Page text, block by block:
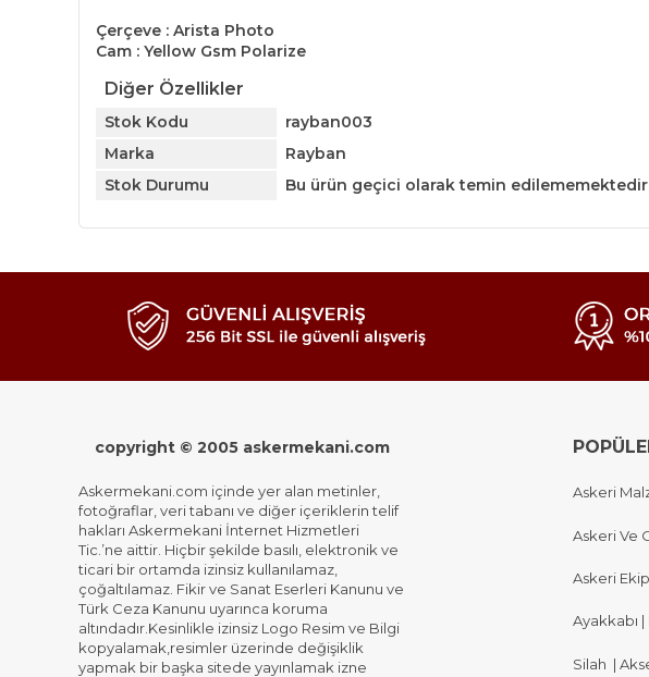
Çerçeve : Arista Photo
Cam : Yellow Gsm Polarize
Diğer Özellikler
Stok Kodu
rayban003
Marka
Rayban
Stok Durumu
Bu ürün geçici olarak temin
copyright © 2005 askermekani.com
Askermekani.com içinde yer alan metinler,
fotoğraflar, veri tabanı ve diğer içeriklerin telif
hakları Askermekani İnternet Hizmetleri
Tic.’ne aittir. Hiçbir şekilde basılı, elektronik ve
ticari bir ortamda izinsiz kullanılamaz,
çoğaltılamaz. Fikir ve Sanat Eserleri Kanunu ve
Türk Ceza Kanunu uyarınca koruma
altındadır.Kesinlikle izinsiz Logo Resim ve Bilgi
kopyalamak,resimler üzerinde değişiklik
yapmak bir başka sitede yayınlamak izne
Askeri
Askeri Ve
Askeri
Ayakkabı
Silah |